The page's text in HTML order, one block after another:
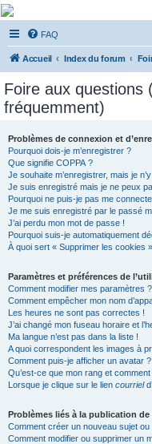
De Musicae
Forums
Forums de discussions
FAQ
Accueil Index du forum
Foire aux questions
fréquemment)
Problèmes de connexion et
Pourquoi dois-je m’enregistrer ?
Que signifie COPPA ?
Je souhaite m’enregistrer, mais je
Je suis enregistré mais je ne peux
Pourquoi ne puis-je pas me
Je me suis enregistré par le passé
J’ai perdu mon mot de passe !
Pourquoi suis-je automatiquement
À quoi sert « Supprimer les cookies
Paramètres et préférences de
Comment modifier mes paramètres ?
Comment empêcher mon nom
Les heures ne sont pas correctes !
J’ai changé mon fuseau horaire et
Ma langue n’est pas dans la liste !
A quoi correspondent les images à
Comment puis-je afficher un avatar ?
Qu’est-ce que mon rang et
Lorsque je clique sur le lien courriel
Problèmes liés à la publication de
Comment créer un nouveau sujet
Comment modifier ou supprimer un